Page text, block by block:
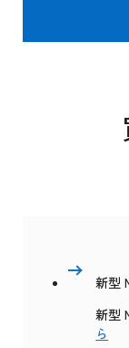
新型
新型
ら